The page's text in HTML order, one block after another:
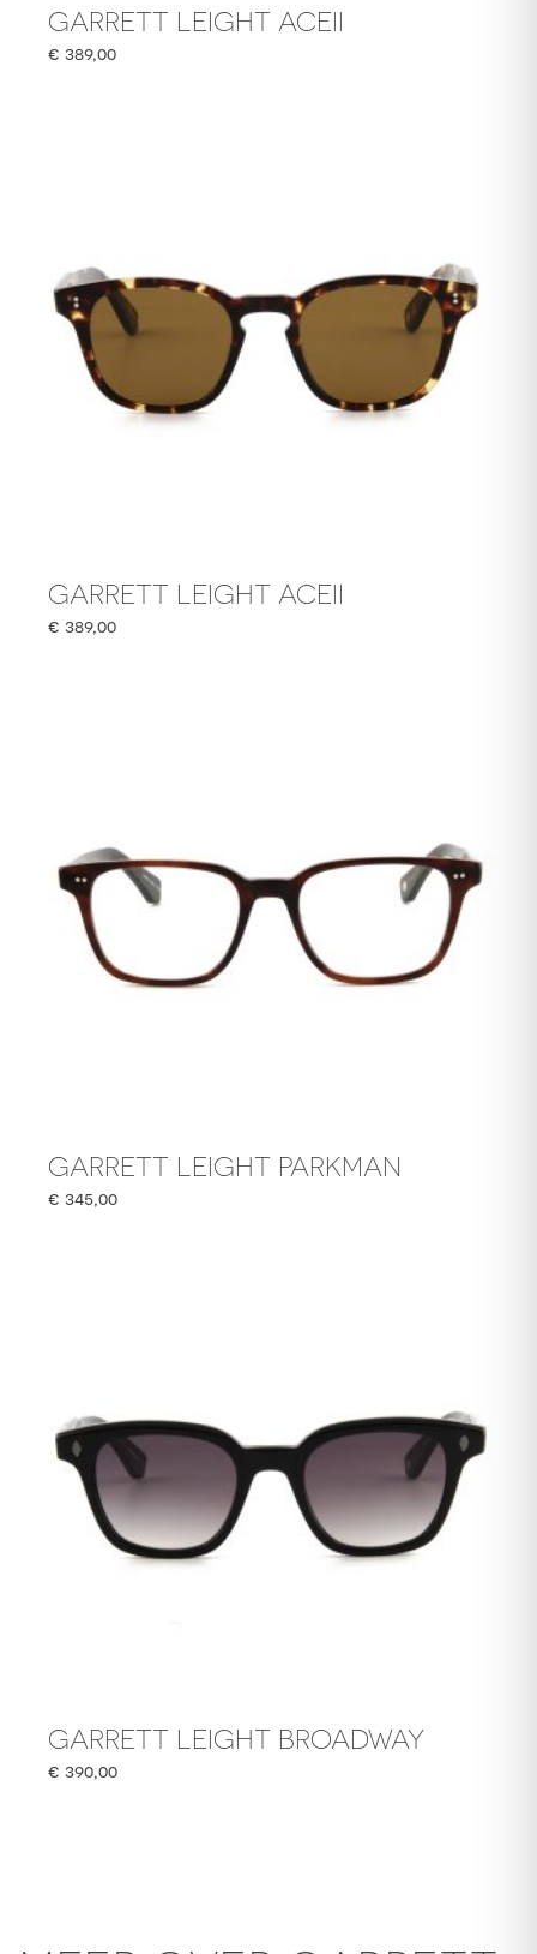
GARRETT LEIGHT ACEII
€ 389,00
GARRETT LEIGHT ACEII
€ 389,00
GARRETT LEIGHT PARKMAN
€ 345,00
GARRETT LEIGHT BROADWAY
€ 390,00